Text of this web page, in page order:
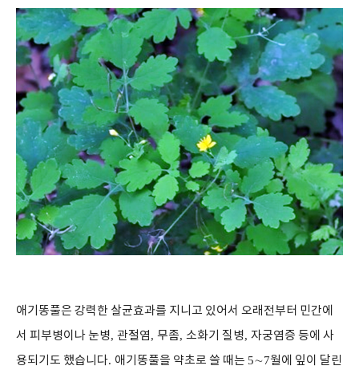
애기똥풀은 강력한 살균효과를 지니고 있어서 오래전부터 민간에
서 피부병이나 눈병, 관절염, 무좀, 소화기 질병, 자궁염증 등에 사
용되기도 했습니다. 애기똥풀을 약초로 쓸 때는 5∼7월에 잎이 달린